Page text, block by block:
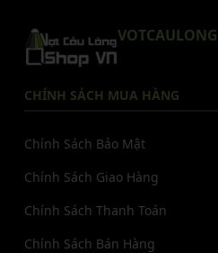
VOTCAULONG
CHÍNH SÁCH MUA HÀNG
Chính Sách Bảo Mật
Chính Sách Giao Hàng
Chính Sách Thanh Toán
Chính Sách Bán Hàng